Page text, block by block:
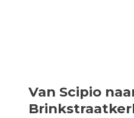
Van Scipio